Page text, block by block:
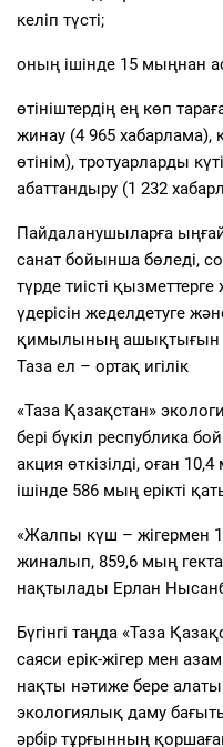
келіп түсті;
оның ішінде 15 мыңнан
өтініштердің ең көп
жинау (4 965
өтінім), тротуарларды
абаттандыру (1 232
Пайдаланушыларға
санат бойынша бөледі,
түрде тиісті
үдерісін жеделдетуге
қимылының ашықтығын
Таза ел – ортақ игілік
«Таза Қазақстан»
бері бүкіл республика
акция өткізілді, оған
ішінде 586 мың ерікті
«Жалпы күш – жігермен
жиналып, 859,6 мың
нақтылады Ерлан
Бүгінгі таңда «Таза
саяси ерік-жігер мен
нақты нәтиже бере
экологиялық даму
әрбір тұрғынның